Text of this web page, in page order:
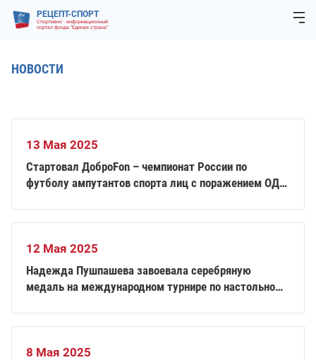
РЕЦЕПТ-СПОРТ
Спортивно - информационный
портал фонда "Единая страна"
НОВОСТИ
13 Мая 2025
Стартовал ДоброFon – чемпионат России по
футболу ампутантов спорта лиц с поражением ОДА,
12 Мая 2025
Надежда Пушпашева завоевала серебряную
медаль на международном турнире по настольному
8 Мая 2025